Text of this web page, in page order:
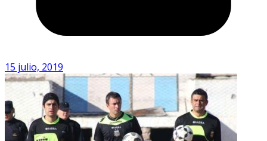
15 julio, 2019